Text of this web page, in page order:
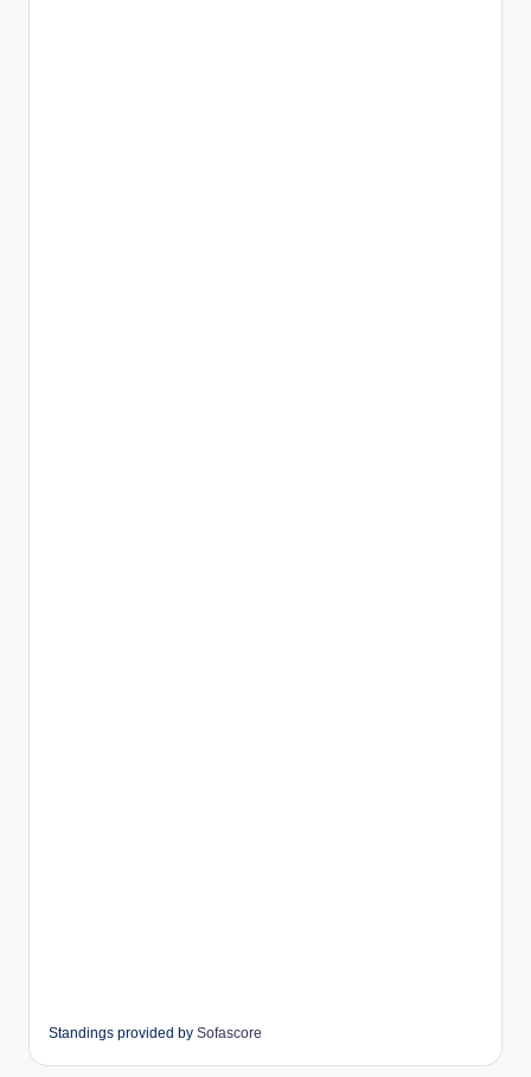
Standings provided by Sofascore